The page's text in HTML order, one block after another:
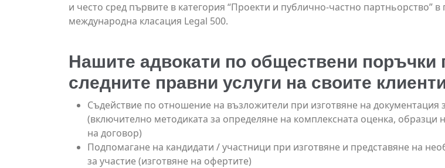
и често сред първите в категория “Проекти и публично-частно партньорство” в
международна класация Legal 500.
Нашите адвокати по обществени поръчки
следните правни услуги на своите
Съдействие по отношение на възложители при изготвяне на документация
(включително методиката за определяне на комплексната оценка, образци
на договор)
Подпомагане на кандидати / участници при изготвяне и представяне на
за участие (изготвяне на офертите)